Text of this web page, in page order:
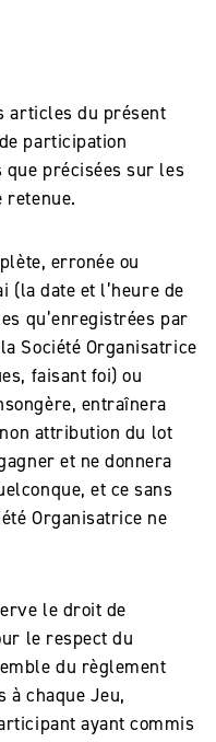
articles du présent
participation
que précisées sur les
retenue.
erronée ou
(la date et l’heure de
qu’enregistrées par
Société Organisatrice
faisant foi) ou
entraînera
attribution du lot
et ne donnera
et ce sans
Organisatrice ne
le droit de
le respect du
du règlement
à chaque Jeu,
ayant commis